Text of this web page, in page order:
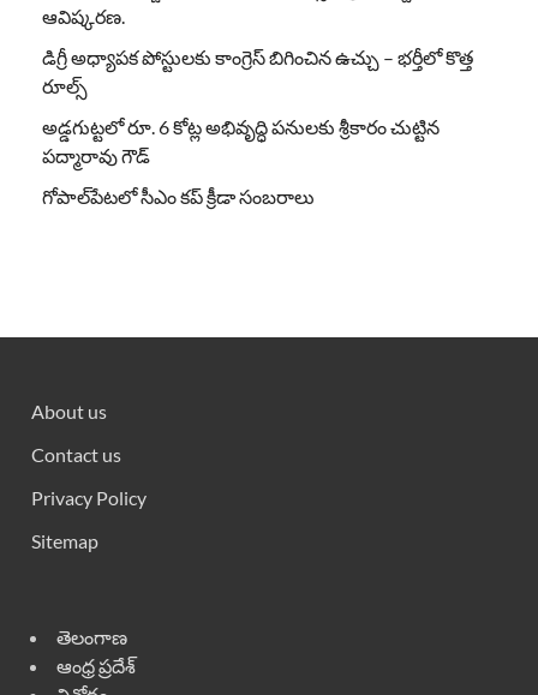
ఆవిష్కరణ.
డిగ్రీ అధ్యాపక పోస్టులకు కాంగ్రెస్ బిగించిన ఉచ్చు – భర్తీలో కొత్త
రూల్స్
అడ్డగుట్టలో రూ. 6 కోట్ల అభివృద్ధి పనులకు శ్రీకారం చుట్టిన
పద్మారావు గౌడ్
గోపాల్‌పేటలో సీఎం కప్ క్రీడా సంబరాలు
About us
Contact us
Privacy Policy
Sitemap
తెలంగాణ
ఆంధ్ర ప్రదేశ్